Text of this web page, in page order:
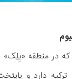
در منطقه «بِلِک»
دارد و